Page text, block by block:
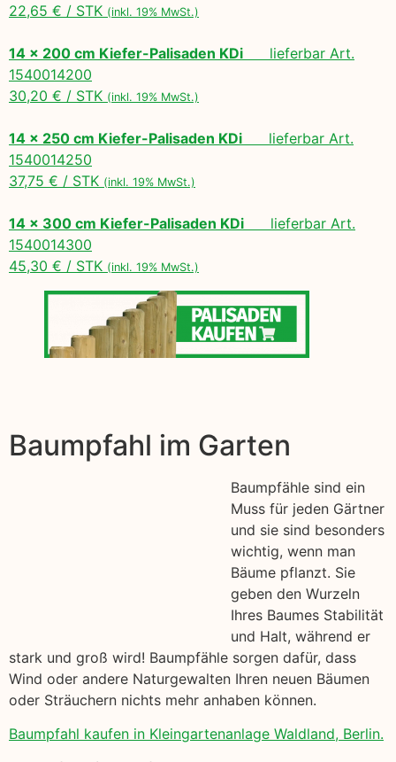
22,65 € / STK (inkl. 19% MwSt.)
14 x 200 cm Kiefer-Palisaden KDi lieferbar Art.
1540014200
30,20 € / STK (inkl. 19% MwSt.)
14 x 250 cm Kiefer-Palisaden KDi lieferbar Art.
1540014250
37,75 € / STK (inkl. 19% MwSt.)
14 x 300 cm Kiefer-Palisaden KDi lieferbar Art.
1540014300
45,30 € / STK (inkl. 19% MwSt.)
Baumpfahl im Garten
Baumpfähle sind ein
Muss für jeden Gärtner
und sie sind besonders
wichtig, wenn man
Bäume pflanzt. Sie
geben den Wurzeln
Ihres Baumes Stabilität
und Halt, während er
stark und groß wird! Baumpfähle sorgen dafür, dass
Wind oder andere Naturgewalten Ihren neuen Bäumen
oder Sträuchern nichts mehr anhaben können.
Baumpfahl kaufen in Kleingartenanlage Waldland, Berlin.